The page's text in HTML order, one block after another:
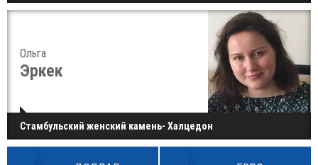
Ольга
Эркек
Стамбульский женский камень- Халцедон